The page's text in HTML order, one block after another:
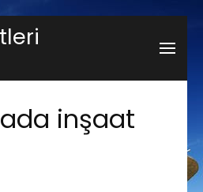
inşaat